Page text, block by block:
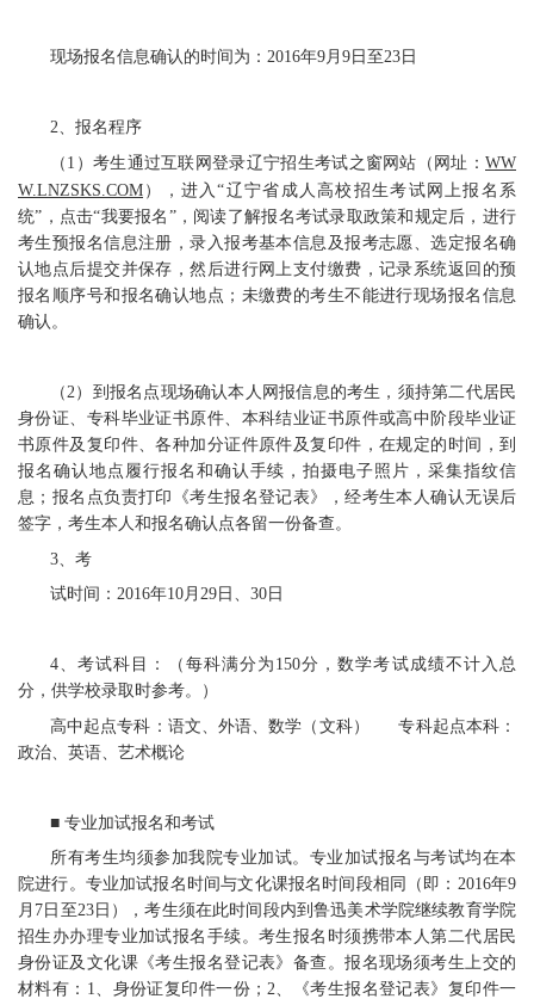
现场报名信息确认的时间为：2016年9月9日至23日
2、报名程序
（1）考生通过互联网登录辽宁招生考试之窗网站（网址： WW
W.LNZSKS.COM ），进入“辽宁省成人高校招生考试网上报名系
统”，点击“我要报名”，阅读了解报名考试录取政策和规定后，进行
考生预报名信息注册，录入报考基本信息及报考志愿、选定报名确
认地点后提交并保存，然后进行网上支付缴费，记录系统返回的预
报名顺序号和报名确认地点；未缴费的考生不能进行现场报名信息
确认。
（2）到报名点现场确认本人网报信息的考生，须持第二代居民
身份证、专科毕业证书原件、本科结业证书原件或高中阶段毕业证
书原件及复印件、各种加分证件原件及复印件，在规定的时间，到
报名确认地点履行报名和确认手续，拍摄电子照片，采集指纹信
息；报名点负责打印《考生报名登记表》，经考生本人确认无误后
签字，考生本人和报名确认点各留一份备查。
3、考
试时间：2016年10月29日、30日
4、考试科目：（每科满分为150分，数学考试成绩不计入总
分，供学校录取时参考。）
高中起点专科：语文、外语、数学（文科） 专科起点本科：
政治、英语、艺术概论
■ 专业加试报名和考试
所有考生均须参加我院专业加试。专业加试报名与考试均在本
院进行。专业加试报名时间与文化课报名时间段相同（即：2016年9
月7日至23日），考生须在此时间段内到鲁迅美术学院继续教育学院
招生办办理专业加试报名手续。考生报名时须携带本人第二代居民
身份证及文化课《考生报名登记表》备查。报名现场须考生上交的
材料有：1、身份证复印件一份；2、《考生报名登记表》复印件一